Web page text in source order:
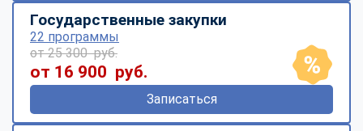
Государственные закупки
22 программы
от 25 300 руб.
от 16 900 руб.
Записаться